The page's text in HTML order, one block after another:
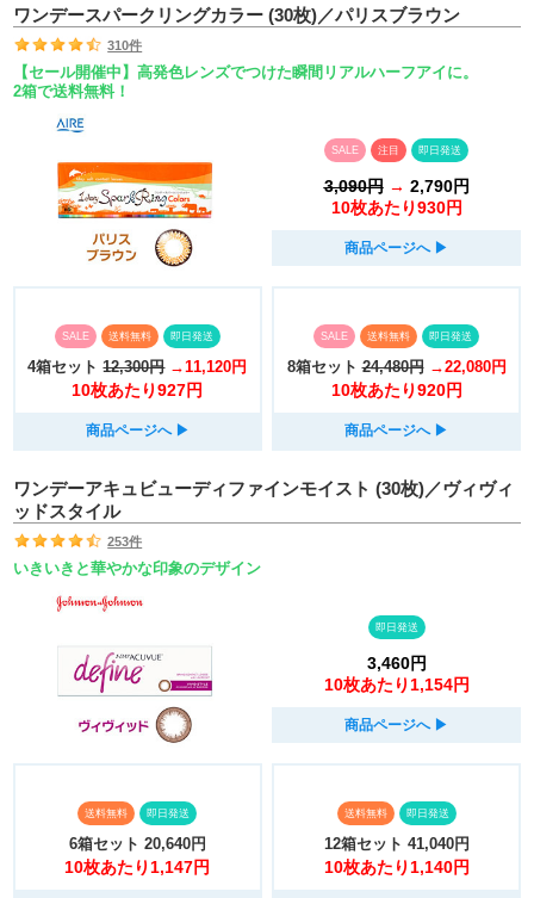
ワンデースパークリングカラー (30枚)／パリスブラウン
310件
【セール開催中】高発色レンズでつけた瞬間リアルハーフアイに。
2箱で送料無料！
SALE 注目 即日発送
3,090円→ 2,790円
10枚あたり930円
商品ページへ ▶︎
SALE 送料無料 即日発送
4箱セット 12,300円 →11,120円
10枚あたり927円
商品ページへ ▶︎
SALE 送料無料 即日発送
8箱セット 24,480円 →22,080円
10枚あたり920円
商品ページへ ▶︎
ワンデーアキュビューディファインモイスト (30枚)／ヴィヴィ
ッドスタイル
253件
いきいきと華やかな印象のデザイン
即日発送
3,460円
10枚あたり1,154円
商品ページへ ▶︎
送料無料 即日発送
6箱セット 20,640円
10枚あたり1,147円
送料無料 即日発送
12箱セット 41,040円
10枚あたり1,140円